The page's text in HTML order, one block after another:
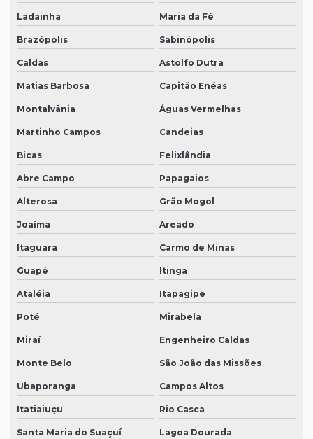
Ladainha Maria da Fé
Brazópolis Sabinópolis
Caldas Astolfo Dutra
Matias Barbosa Capitão Enéas
Montalvânia Águas Vermelhas
Martinho Campos Candeias
Bicas Felixlândia
Abre Campo Papagaios
Alterosa Grão Mogol
Joaíma Areado
Itaguara Carmo de Minas
Guapé Itinga
Ataléia Itapagipe
Poté Mirabela
Miraí Engenheiro Caldas
Monte Belo São João das Missões
Ubaporanga Campos Altos
Itatiaiuçu Rio Casca
Santa Maria do Suaçuí Lagoa Dourada